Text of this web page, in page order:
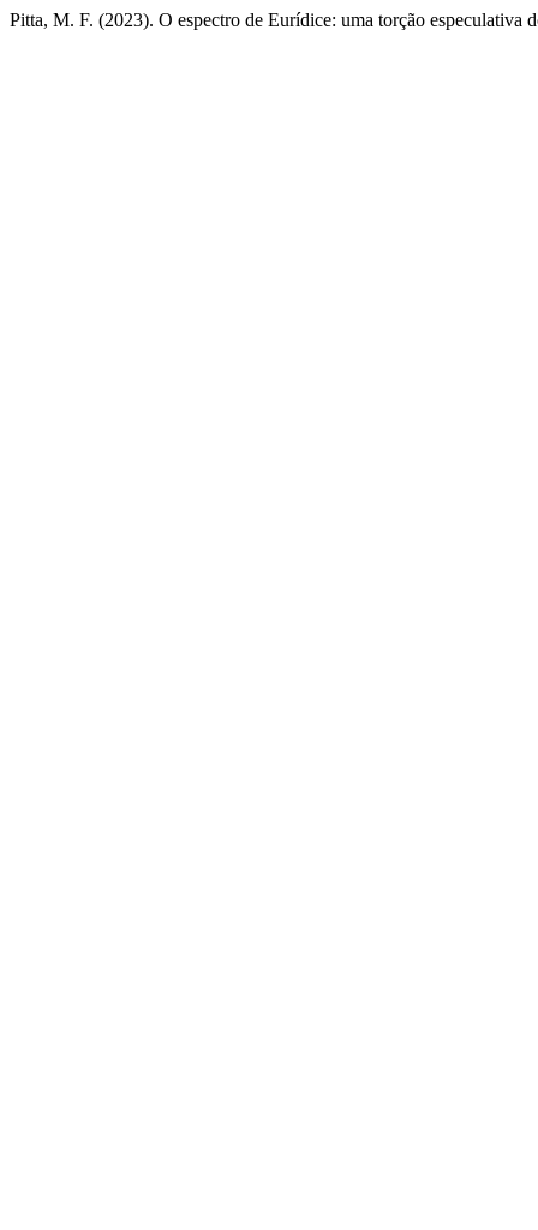
Pitta, M. F. (2023). O espectro de Eurídice: uma torção especulativa